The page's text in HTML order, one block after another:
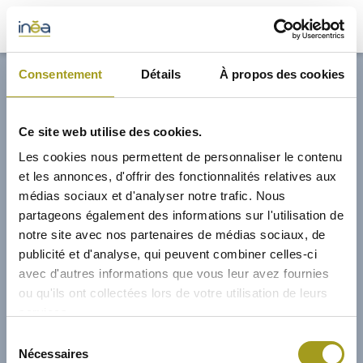
Consentement Détails À propos des cookies
Ce site web utilise des cookies.
Les cookies nous permettent de personnaliser le contenu
et les annonces, d'offrir des fonctionnalités relatives aux
médias sociaux et d'analyser notre trafic. Nous
partageons également des informations sur l'utilisation de
notre site avec nos partenaires de médias sociaux, de
publicité et d'analyse, qui peuvent combiner celles-ci
avec d'autres informations que vous leur avez fournies
ou qu'ils ont collectées lors de votre utilisation de leurs
Nécessaires
32,70€
ACTUS
INVESTISSEURS
PORTE-DOCUMENTS
GREEN BUILDING